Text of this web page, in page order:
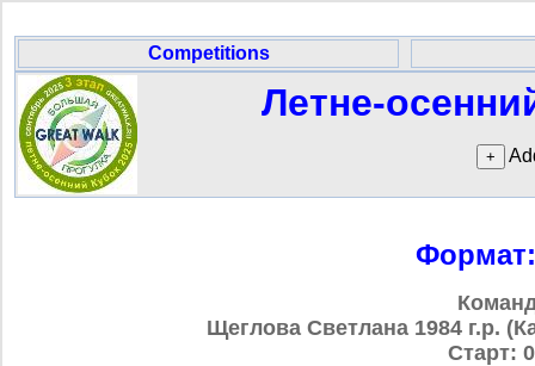
Competitions
Летне-
Щеглова Светлана 1984 г.р.
Старт: